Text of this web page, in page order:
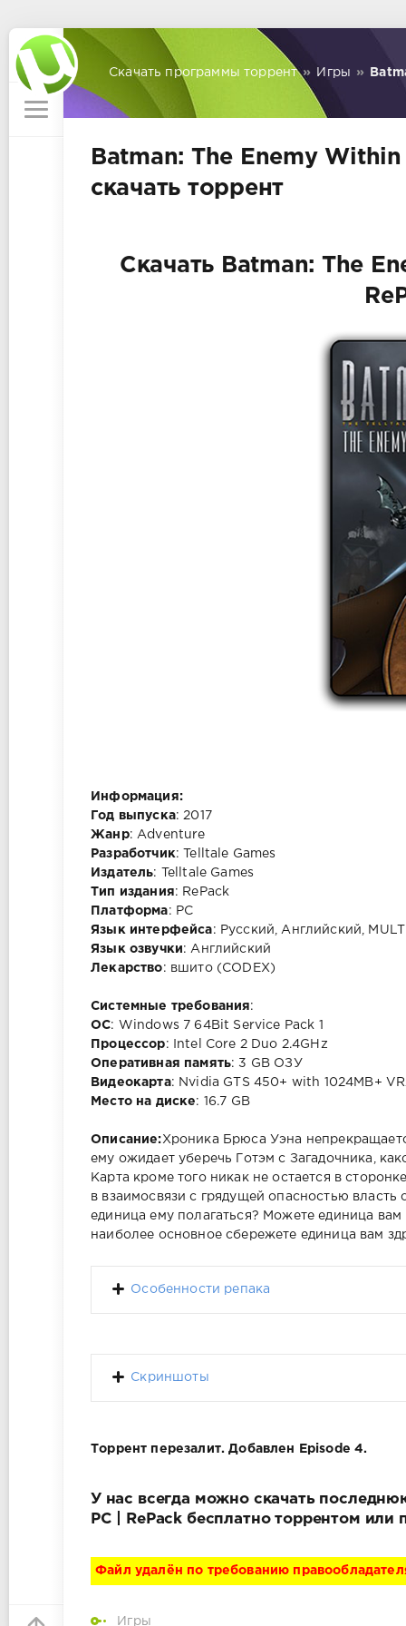
Скачать программы торрент » Игры »
Batman: The Enemy
скачать торрент
Скачать Batman: The
Информация:
Год выпуска: 2017
Жанр: Adventure
Разработчик: Telltale Games
Издатель: Telltale Games
Тип издания: RePack
Платформа: PC
Язык интерфейса: Русский, Английский,
Язык озвучки: Английский
Лекарство: вшито (CODEX)
Cистемные требования:
ОС: Windows 7 64Bit Service Pack 1
Процессор: Intel Core 2 Duo 2.4GHz
Оперативная память: 3 GB ОЗУ
Видеокарта: Nvidia GTS 450+ with 1024MB+
Место на диске: 16.7 GB
Описание:Хроника Брюса Уэна
ему ожидает уберечь Готэм с Загадочника,
Карта кроме того никак не остается в
в взаимосвязи с грядущей опасностью
единица ему полагаться? Можете единица
наиболее основное сбережете единица вам
Особенности репака
Скриншоты
Торрент перезалит. Добавлен Episode 4.
У нас всегда можно скачать
PC | RePack бесплатно торрентом или
Файл удалён по требованию
Игры